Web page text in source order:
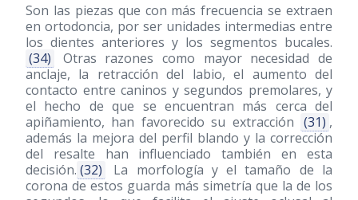
Son las piezas que con más frecuencia se extraen
en ortodoncia, por ser unidades intermedias entre
los dientes anteriores y los segmentos bucales.
(34)
Otras razones como mayor necesidad de
anclaje, la retracción del labio, el aumento del
contacto entre caninos y segundos premolares, y
el hecho de que se encuentran más cerca del
apiñamiento, han favorecido su extracción (31) ,
además la mejora del perfil blando y la corrección
del resalte han influenciado también en esta
decisión. (32)
La morfología y el tamaño de la
corona de estos guarda más simetría que la de los